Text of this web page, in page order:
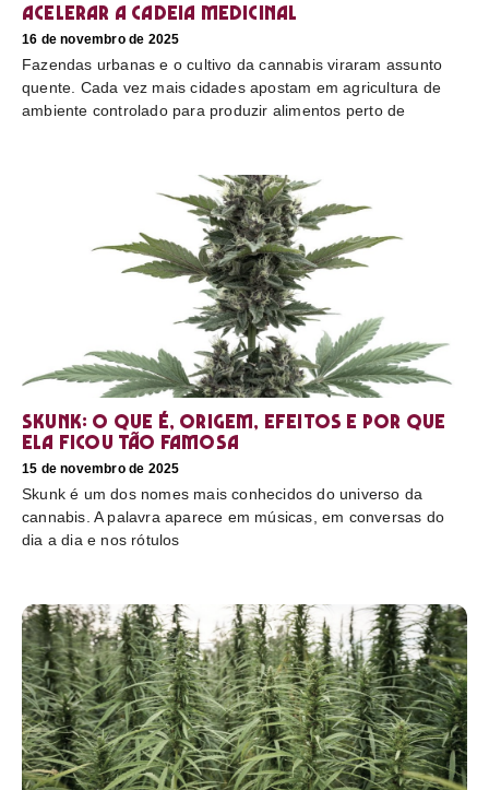
acelerar a cadeia medicinal
16 de novembro de 2025
Fazendas urbanas e o cultivo da cannabis viraram assunto
quente. Cada vez mais cidades apostam em agricultura de
ambiente controlado para produzir alimentos perto de
Skunk: o que é, origem, efeitos e por que
ela ficou tão famosa
15 de novembro de 2025
Skunk é um dos nomes mais conhecidos do universo da
cannabis. A palavra aparece em músicas, em conversas do
dia a dia e nos rótulos